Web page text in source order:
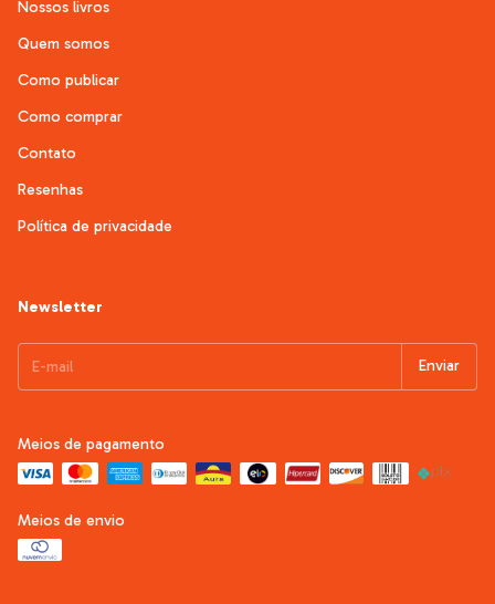
Nossos livros
Quem somos
Como publicar
Como comprar
Contato
Resenhas
Política de privacidade
Newsletter
Meios de pagamento
Meios de envio